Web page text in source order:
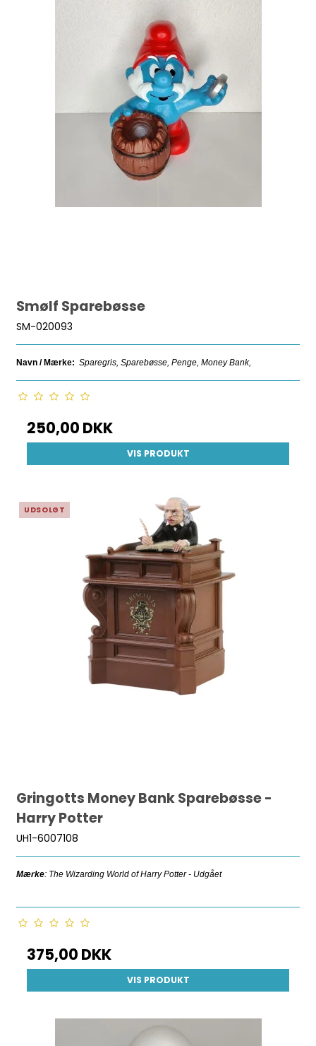
Smølf Sparebøsse
SM-020093
Navn / Mærke: Sparegris, Sparebøsse, Penge, Money Bank,
250,00 DKK
VIS PRODUKT
UDSOLGT
Gringotts Money Bank Sparebøsse -
Harry Potter
UH1-6007108
Mærke: The Wizarding World of Harry Potter - Udgået
375,00 DKK
VIS PRODUKT